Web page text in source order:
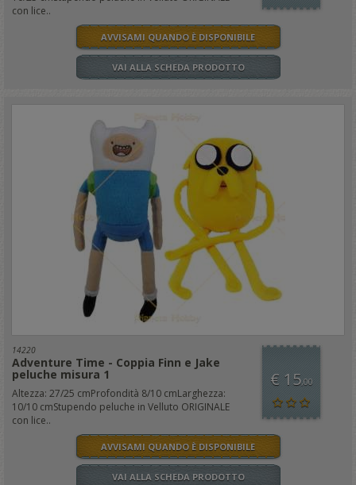
con lice..
AVVISAMI QUANDO È DISPONIBILE
VAI ALLA SCHEDA PRODOTTO
14220
Adventure Time - Coppia Finn e Jake
peluche misura 1
Altezza: 27/25 cmProfondità 8/10 cmLarghezza:
10/10 cmStupendo peluche in Velluto ORIGINALE
con lice..
€ 15,00
AVVISAMI QUANDO È DISPONIBILE
VAI ALLA SCHEDA PRODOTTO